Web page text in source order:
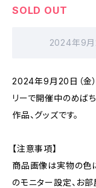
SOLD OUT
2024年9月
2024年9月20日（金）
リーで開催中のめば
作品、グッズです。
【注意事項】
商品画像は実物の色
のモニター設定、お